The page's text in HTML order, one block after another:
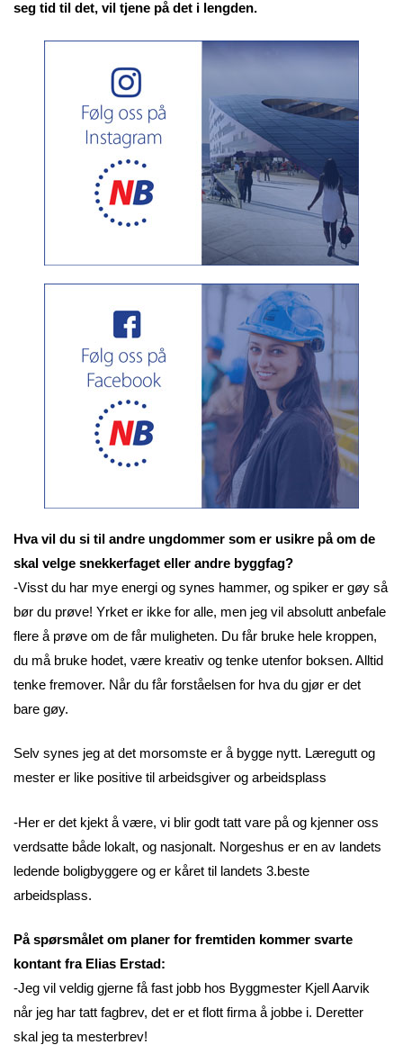
seg tid til det, vil tjene på det i lengden.
Hva vil du si til andre ungdommer som er usikre på om de
skal velge snekkerfaget eller andre byggfag?
-Visst du har mye energi og synes hammer, og spiker er gøy så
bør du prøve! Yrket er ikke for alle, men jeg vil absolutt anbefale
flere å prøve om de får muligheten. Du får bruke hele kroppen,
du må bruke hodet, være kreativ og tenke utenfor boksen. Alltid
tenke fremover. Når du får forståelsen for hva du gjør er det
bare gøy.
Selv synes jeg at det morsomste er å bygge nytt. Læregutt og
mester er like positive til arbeidsgiver og arbeidsplass
-Her er det kjekt å være, vi blir godt tatt vare på og kjenner oss
verdsatte både lokalt, og nasjonalt. Norgeshus er en av landets
ledende boligbyggere og er kåret til landets 3.beste
arbeidsplass.
På spørsmålet om planer for fremtiden kommer svarte
kontant fra Elias Erstad:
-Jeg vil veldig gjerne få fast jobb hos Byggmester Kjell Aarvik
når jeg har tatt fagbrev, det er et flott firma å jobbe i. Deretter
skal jeg ta mesterbrev!